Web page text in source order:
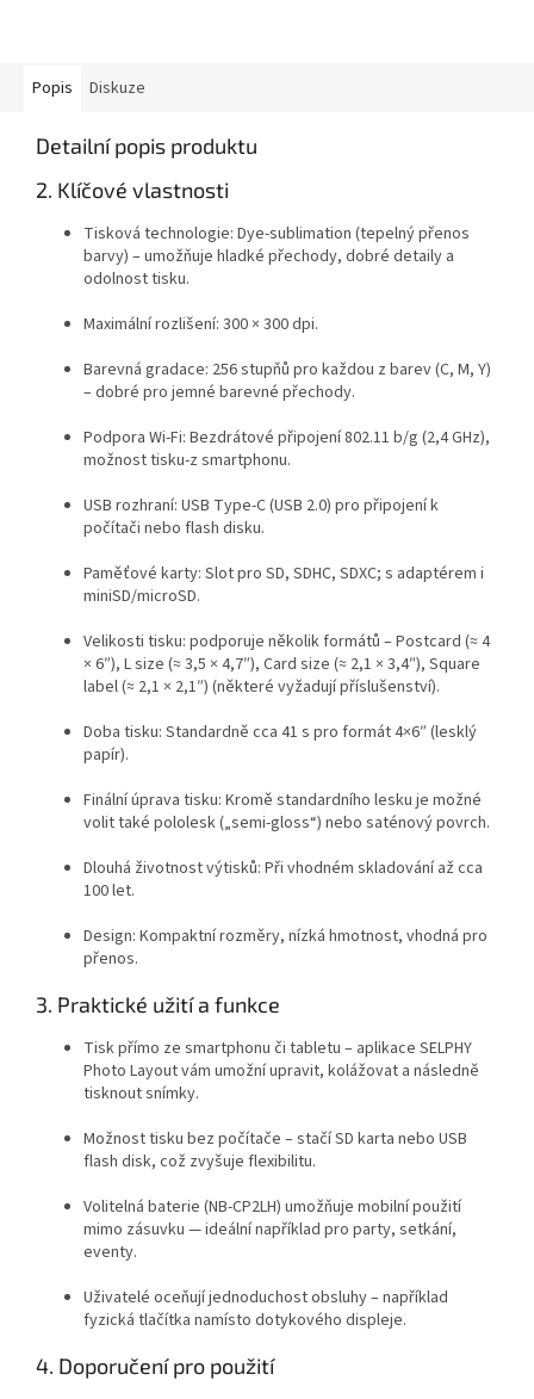
Popis Diskuze
Detailní popis produktu
2. Klíčové vlastnosti
Tisková technologie: Dye-sublimation (tepelný přenos
barvy) – umožňuje hladké přechody, dobré detaily a
odolnost tisku.
Maximální rozlišení: 300 × 300 dpi.
Barevná gradace: 256 stupňů pro každou z barev (C, M, Y)
– dobré pro jemné barevné přechody.
Podpora Wi-Fi: Bezdrátové připojení 802.11 b/g (2,4 GHz),
možnost tisku-z smartphonu.
USB rozhraní: USB Type-C (USB 2.0) pro připojení k
počítači nebo flash disku.
Paměťové karty: Slot pro SD, SDHC, SDXC; s adaptérem i
miniSD/microSD.
Velikosti tisku: podporuje několik formátů – Postcard (≈ 4
× 6″), L size (≈ 3,5 × 4,7″), Card size (≈ 2,1 × 3,4″), Square
label (≈ 2,1 × 2,1″) (některé vyžadují příslušenství).
Doba tisku: Standardně cca 41 s pro formát 4×6″ (lesklý
papír).
Finální úprava tisku: Kromě standardního lesku je možné
volit také pololesk („semi-gloss“) nebo saténový povrch.
Dlouhá životnost výtisků: Při vhodném skladování až cca
100 let.
Design: Kompaktní rozměry, nízká hmotnost, vhodná pro
přenos.
3. Praktické užití a funkce
Tisk přímo ze smartphonu či tabletu – aplikace SELPHY
Photo Layout vám umožní upravit, kolážovat a následně
tisknout snímky.
Možnost tisku bez počítače – stačí SD karta nebo USB
flash disk, což zvyšuje flexibilitu.
Volitelná baterie (NB-CP2LH) umožňuje mobilní použití
mimo zásuvku — ideální například pro party, setkání,
eventy.
Uživatelé oceňují jednoduchost obsluhy – například
fyzická tlačítka namísto dotykového displeje.
4. Doporučení pro použití